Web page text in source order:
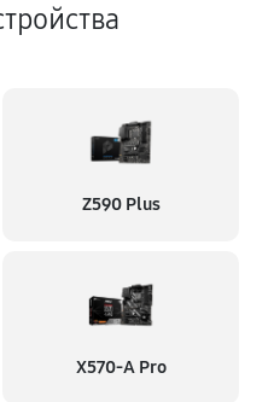
Z590 Plus
X570-A Pro